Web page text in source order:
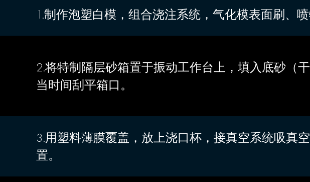
1.制作泡塑白模，组合浇注系统，气化模表面刷、
2.将特制隔层砂箱置于振动工作台上，填入底砂（
当时间刮平箱口。
3.用塑料薄膜覆盖，放上浇口杯，接真空系统吸真
置。